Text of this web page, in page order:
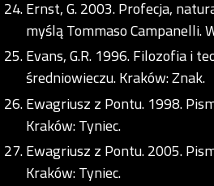
Ernst, G. 2003. Profecja,
myślą Tommaso Campanelli.
Evans, G.R. 1996. Filozofia i
średniowieczu. Kraków: Znak.
Ewagriusz z Pontu. 1998.
Kraków: Tyniec.
Ewagriusz z Pontu. 2005.
Kraków: Tyniec.